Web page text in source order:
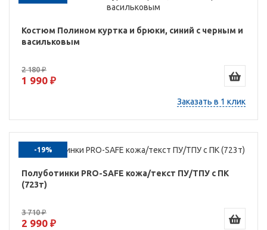
Костюм Полином куртка и брюки, синий с черным и
васильковым
2 180 ₽
1 990 ₽
Заказать в 1 клик
-19%
Полуботинки PRO-SAFE кожа/текст ПУ/ТПУ с ПК
(723т)
3 710 ₽
2 990 ₽